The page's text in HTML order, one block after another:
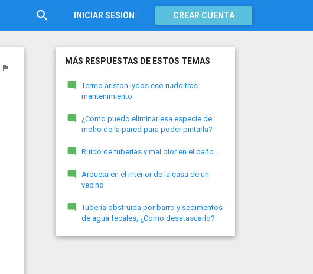
INICIAR SESIÓN CREAR CUENTA
MÁS RESPUESTAS DE ESTOS TEMAS
Termo ariston lydos eco ruido tras
mantenimiento
¿Como puedo eliminar esa especie de
moho de la pared para poder pintarla?
Ruido de tuberías y mal olor en el baño.
Arqueta en el interior de la casa de un
vecino
Tubería obstruida por barro y sedimentos
de agua fecales, ¿Como desatascarlo?